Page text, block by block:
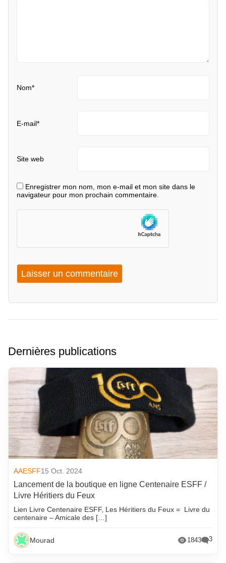
Nom*
E-mail*
Site web
Enregistrer mon nom, mon e-mail et mon site dans le
navigateur pour mon prochain commentaire.
Dernières publications
AAESFF15 Oct. 2024
Lancement de la boutique en ligne Centenaire ESFF /
Livre Héritiers du Feux
Lien Livre Centenaire ESFF, Les Héritiers du Feux = Livre du
centenaire – Amicale des […]
Mourad 1843 3